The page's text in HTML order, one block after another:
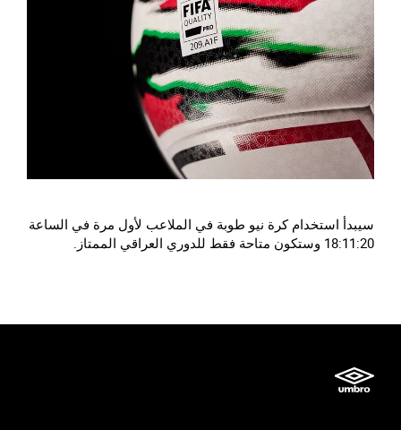
سيبدأ استخدام كرة نيو طوبة في الملاعب لأول مرة في الساعة
18:11:20 وستكون متاحة فقط للدوري العراقي الممتاز.